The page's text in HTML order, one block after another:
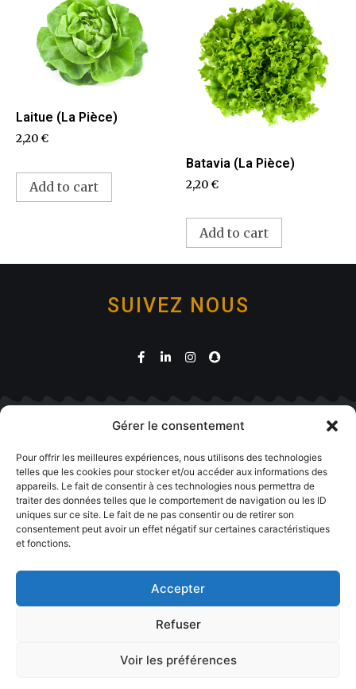
Gérer le consentement
Pour offrir les meilleures expériences, nous utilisons des technologies
telles que les cookies pour stocker et/ou accéder aux informations des
appareils. Le fait de consentir à ces technologies nous permettra de
traiter des données telles que le comportement de navigation ou les ID
uniques sur ce site. Le fait de ne pas consentir ou de retirer son
consentement peut avoir un effet négatif sur certaines caractéristiques
et fonctions.
Accepter
Refuser
Voir les préférences
Laitue (La Pièce)
2,20€
Add to cart
Batavia (La Pièce)
2,20€
Add to cart
SUIVEZ NOUS
Boutique
Contact